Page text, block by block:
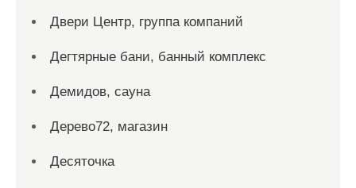
Двери Центр, группа компаний
Дегтярные бани, банный комплекс
Демидов, сауна
Дерево72, магазин
Десяточка